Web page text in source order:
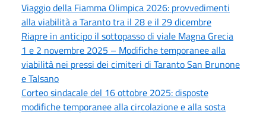
Viaggio della Fiamma Olimpica 2026: provvedimenti
alla viabilità a Taranto tra il 28 e il 29 dicembre
Riapre in anticipo il sottopasso di viale Magna Grecia
1 e 2 novembre 2025 – Modifiche temporanee alla
viabilità nei pressi dei cimiteri di Taranto San Brunone
e Talsano
Corteo sindacale del 16 ottobre 2025: disposte
modifiche temporanee alla circolazione e alla sosta